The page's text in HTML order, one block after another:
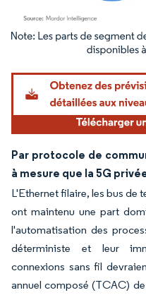
Image © Mordor Intelligence. La
Par protocole de
à mesure que la 5G
L'Ethernet filaire, les bus de
ont maintenu une part
l'automatisation des
déterministe et leur
connexions sans fil
annuel composé (TCAC)